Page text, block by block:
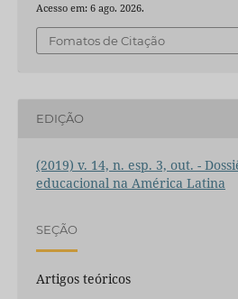
Acesso em: 6 ago. 2026.
Fomatos de Citação
EDIÇÃO
(2019) v. 14, n. esp. 3, out. -
educacional na América Latina
SEÇÃO
Artigos teóricos